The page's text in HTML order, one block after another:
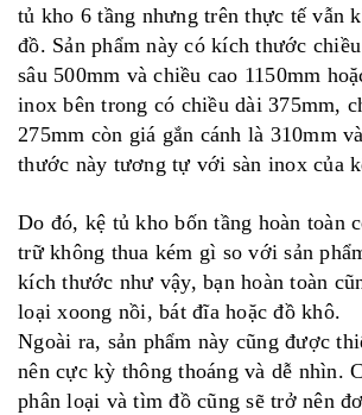
tủ kho 6 tầng nhưng trên thực tế vẫn
đồ. Sản phẩm này có kích thước
sâu 500mm và chiều cao 1150mm
inox bên trong có chiều dài 375mm,
275mm còn giá gắn cánh là 310mm
thước này tương tự với sàn inox của
Do đó, kệ tủ kho bốn tầng hoàn toàn
trữ không thua kém gì so với sản
kích thước như vậy, bạn hoàn toàn
loại xoong nồi, bát đĩa hoặc đồ khô.
Ngoài ra, sản phẩm này cũng được
nên cực kỳ thông thoáng và dễ nhìn.
phân loại và tìm đồ cũng sẽ trở nên